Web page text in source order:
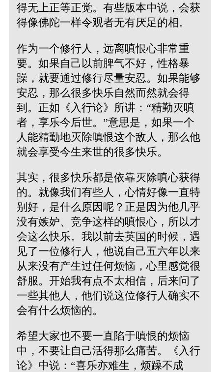
得无上正等正觉。有些版本中说，会获
得像佛陀一样令观者无有厌足的相。
作为一个修行人，远离嗔恨心非常重
要。如果自己以前脾气不好，性格暴
躁，就要通过修行尽量安忍。如果能够
安忍，那么很多快乐自然而然就会得
到。正如《入行论》所讲：“精勤灭嗔
者，享乐今后世。”意思是，如果一个
人能精勤地灭除嗔恨这个敌人，那么他
就会享受今生来世的很多快乐。
其实，很多快乐都是依靠灭除嗔心获得
的。就像我们有些人，心情好像一直特
别好，是什么原因呢？正是因为他几乎
没有嫉妒、竞争这样的嗔恨心，所以才
会这么快乐。我以前去英国的时候，遇
见了一位修行人，他说自己五六年以来
从来没有产生过任何烦恼，心里感觉很
舒服。开始我有点不太相信，后来问了
一些其他人，他们说这位修行人确实不
会有什么烦恼的。
希望大家也不要一直陷于嗔恨的烦恼
中，不要让自己活得那么痛苦。《入行
论》中说：“喜乐亦难生，烦躁不成